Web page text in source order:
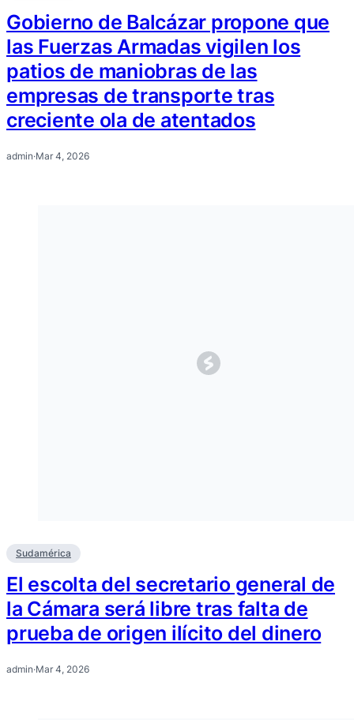
Gobierno de Balcázar propone que
las Fuerzas Armadas vigilen los
patios de maniobras de las
empresas de transporte tras
creciente ola de atentados
admin·Mar 4, 2026
Sudamérica
El escolta del secretario general de
la Cámara será libre tras falta de
prueba de origen ilícito del dinero
admin·Mar 4, 2026